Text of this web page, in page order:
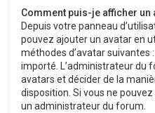
Comment puis-je afficher un
Depuis votre panneau
pouvez ajouter un avatar en
méthodes d’avatar suivantes
importé. L’administrateur du
avatars et décider de la
disposition. Si vous ne
un administrateur du forum.